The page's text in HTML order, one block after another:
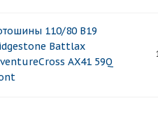
110/80 B19
Battlax
AX41 59Q